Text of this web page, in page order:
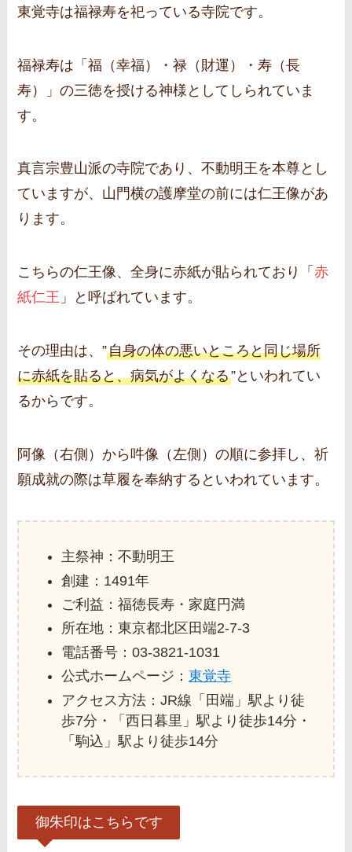
東覚寺は福禄寿を祀っている寺院です。
福禄寿は「福（幸福）・禄（財運）・寿（長
寿）」の三徳を授ける神様としてしられていま
す。
真言宗豊山派の寺院であり、不動明王を本尊とし
ていますが、山門横の護摩堂の前には仁王像があ
ります。
こちらの仁王像、全身に赤紙が貼られており「赤
紙仁王 」と呼ばれています。
その理由は、”自身の体の悪いところと同じ場所
に赤紙を貼ると、病気がよくなる”といわれてい
るからです。
阿像（右側）から吽像（左側）の順に参拝し、祈
願成就の際は草履を奉納するといわれています。
主祭神：不動明王
創建：1491年
ご利益：福徳長寿・家庭円満
所在地：東京都北区田端2‐7‐3
電話番号：03-3821-1031
公式ホームページ：東覚寺
アクセス方法：JR線「田端」駅より徒
歩7分・「西日暮里」駅より徒歩14分・
「駒込」駅より徒歩14分
御朱印はこちらです